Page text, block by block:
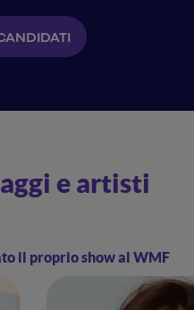
e artisti
il proprio show al WMF